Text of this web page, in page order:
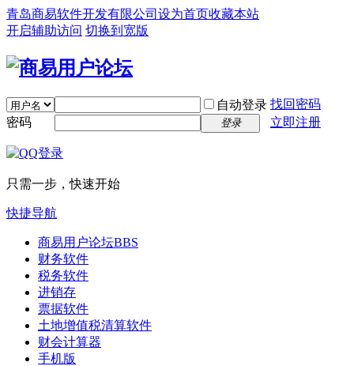
青岛商易软件开发有限公司 设为首页收藏本站
开启辅助访问 切换到宽版
自动登录 找回密码
密码
登录 立即注册
只需一步，快速开始
快捷导航
商易用户论坛BBS
财务软件
税务软件
进销存
票据软件
土地增值税清算软件
财会计算器
手机版